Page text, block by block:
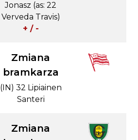
Jonasz (as: 22
Verveda Travis)
+ / -
Zmiana
bramkarza
(IN) 32 Lipiainen
Santeri
Zmiana